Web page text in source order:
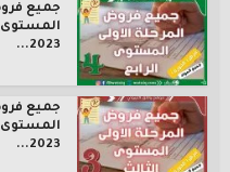
جميع
المستوى
2023...
جميع
المستوى
2023...